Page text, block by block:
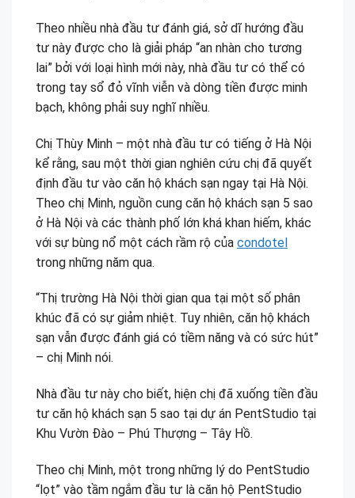
Theo nhiều nhà đầu tư đánh giá, sở dĩ hướng đầu
tư này được cho là giải pháp “an nhàn cho tương
lai” bởi với loại hình mới này, nhà đầu tư có thể có
trong tay sổ đỏ vĩnh viễn và dòng tiền được minh
bạch, không phải suy nghĩ nhiều.
Chị Thùy Minh – một nhà đầu tư có tiếng ở Hà Nội
kể rằng, sau một thời gian nghiên cứu chị đã quyết
định đầu tư vào căn hộ khách sạn ngay tại Hà Nội.
Theo chị Minh, nguồn cung căn hộ khách sạn 5 sao
ở Hà Nội và các thành phố lớn khá khan hiếm, khác
với sự bùng nổ một cách rầm rộ của condotel
trong những năm qua.
“Thị trường Hà Nội thời gian qua tại một số phân
khúc đã có sự giảm nhiệt. Tuy nhiên, căn hộ khách
sạn vẫn được đánh giá có tiềm năng và có sức hút”
– chị Minh nói.
Nhà đầu tư này cho biết, hiện chị đã xuống tiền đầu
tư căn hộ khách sạn 5 sao tại dự án PentStudio tại
Khu Vườn Đào – Phú Thượng – Tây Hồ.
Theo chị Minh, một trong những lý do PentStudio
“lọt” vào tầm ngắm đầu tư là căn hộ PentStudio